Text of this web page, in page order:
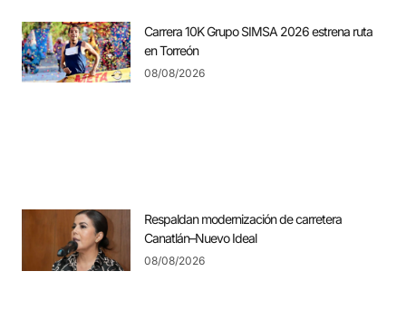
Carrera 10K Grupo SIMSA 2026 estrena ruta
en Torreón
08/08/2026
Respaldan modernización de carretera
Canatlán–Nuevo Ideal
08/08/2026